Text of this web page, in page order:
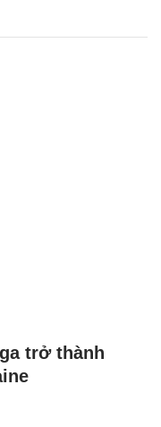
trở thành